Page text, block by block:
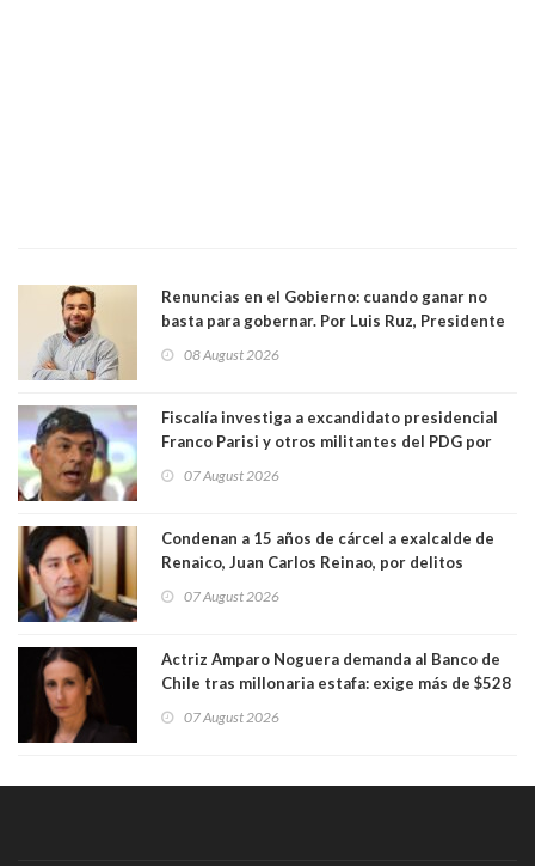
Renuncias en el Gobierno: cuando ganar no
basta para gobernar. Por Luis Ruz, Presidente
08 August 2026
Fiscalía investiga a excandidato presidencial
Franco Parisi y otros militantes del PDG por
07 August 2026
Condenan a 15 años de cárcel a exalcalde de
Renaico, Juan Carlos Reinao, por delitos
07 August 2026
Actriz Amparo Noguera demanda al Banco de
Chile tras millonaria estafa: exige más de $528
07 August 2026